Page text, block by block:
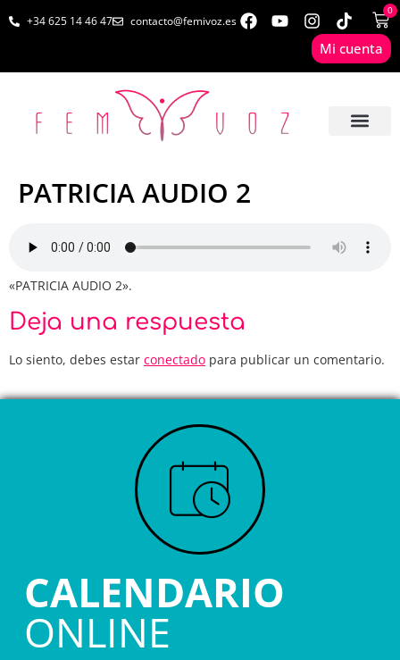
+34 625 14 46 47 contacto@femivoz.es
0
Mi cuenta
PATRICIA AUDIO 2
«PATRICIA AUDIO 2».
Deja una respuesta
Lo siento, debes estar conectado para publicar un comentario.
CALENDARIO
ONLINE